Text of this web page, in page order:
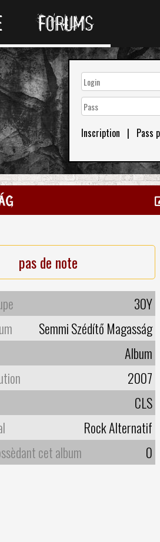
FORUMS
Inscription | Pass
pas de note
30Y
Semmi Szédítő Magasság
Album
2007
CLS
Rock Alternatif
cet album
0